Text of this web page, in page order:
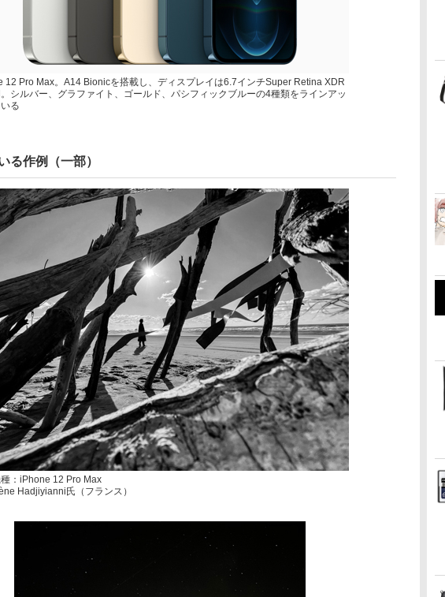
12 Pro Max。A14 Bionicを搭載し、ディスプレイは6.7インチSuper Retina XDR
シルバー、グラファイト、ゴールド、パシフィックブルーの4種類をラインアッ
る
る作例（一部）
：iPhone 12 Pro Max
Hadjiyianni氏（フランス）